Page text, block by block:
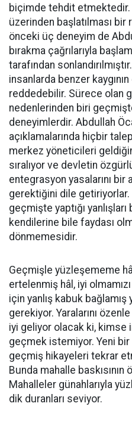
biçimde tehdit etmektedir.
üzerinden başlatılması bir
önceki üç deneyim de
bırakma çağrılarıyla
tarafından
insanlarda benzer kaygının
reddedebilir. Sürece olan
nedenlerinden biri
deneyimlerdir. Abdullah
açıklamalarında hiçbir
merkez yöneticileri
sıralıyor ve devletin
entegrasyon yasalarını bir
gerektiğini dile
geçmişte yaptığı
kendilerine bile faydası
dönmemesidir.
Geçmişle yüzleşememe
ertelenmiş hâl, iyi
için yanlış kabuk bağlamış
gerekiyor. Yaralarını
iyi geliyor olacak ki, kimse
geçmek istemiyor. Yeni
geçmiş hikayeleri tekrar
Bunda mahalle baskısının
Mahalleler günahlarıyla
dik duranları seviyor.